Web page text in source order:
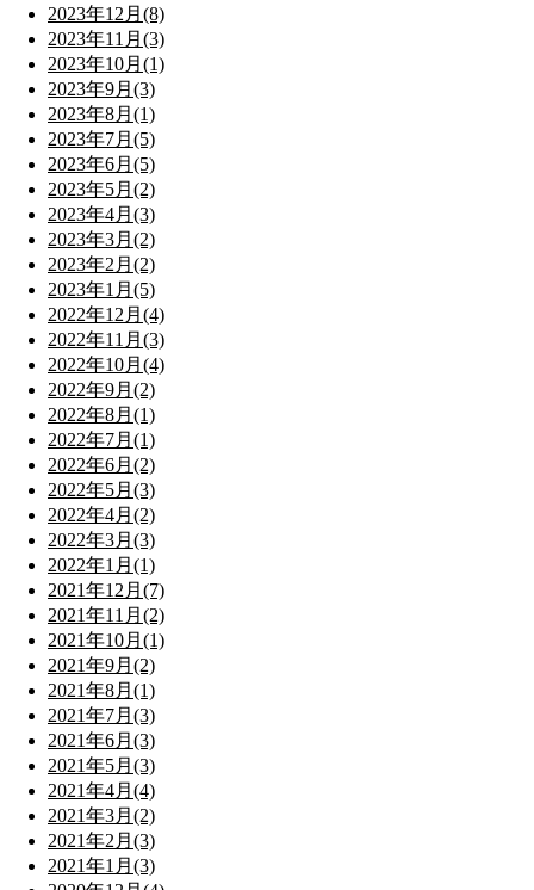
2023年12月(8)
2023年11月(3)
2023年10月(1)
2023年9月(3)
2023年8月(1)
2023年7月(5)
2023年6月(5)
2023年5月(2)
2023年4月(3)
2023年3月(2)
2023年2月(2)
2023年1月(5)
2022年12月(4)
2022年11月(3)
2022年10月(4)
2022年9月(2)
2022年8月(1)
2022年7月(1)
2022年6月(2)
2022年5月(3)
2022年4月(2)
2022年3月(3)
2022年1月(1)
2021年12月(7)
2021年11月(2)
2021年10月(1)
2021年9月(2)
2021年8月(1)
2021年7月(3)
2021年6月(3)
2021年5月(3)
2021年4月(4)
2021年3月(2)
2021年2月(3)
2021年1月(3)